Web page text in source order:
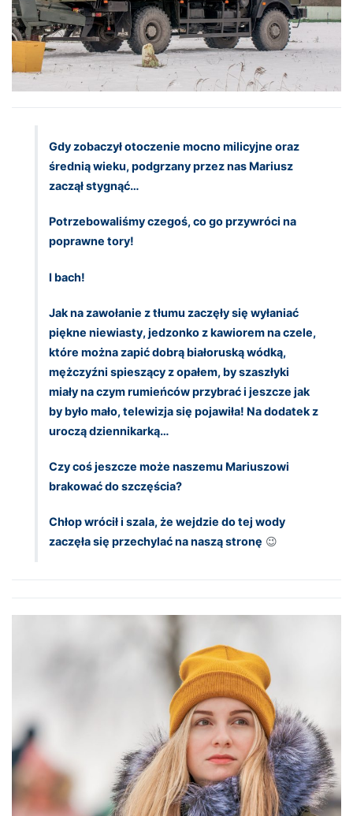
Gdy zobaczył otoczenie mocno milicyjne oraz
średnią wieku, podgrzany przez nas Mariusz
zaczął stygnąć…
Potrzebowaliśmy czegoś, co go przywróci na
poprawne tory!
I bach!
Jak na zawołanie z tłumu zaczęły się wyłaniać
piękne niewiasty, jedzonko z kawiorem na czele,
które można zapić dobrą białoruską wódką,
mężczyźni spieszący z opałem, by szaszłyki
miały na czym rumieńców przybrać i jeszcze jak
by było mało, telewizja się pojawiła! Na dodatek z
uroczą dziennikarką…
Czy coś jeszcze może naszemu Mariuszowi
brakować do szczęścia?
Chłop wrócił i szala, że wejdzie do tej wody
zaczęła się przechylać na naszą stronę 😉